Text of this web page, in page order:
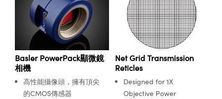
Basler PowerPack顯微鏡
相機
高性能攝像頭，擁有頂尖
的CMOS傳感器
Net Grid Transmission
Reticles
Designed for 1X
Objective Power